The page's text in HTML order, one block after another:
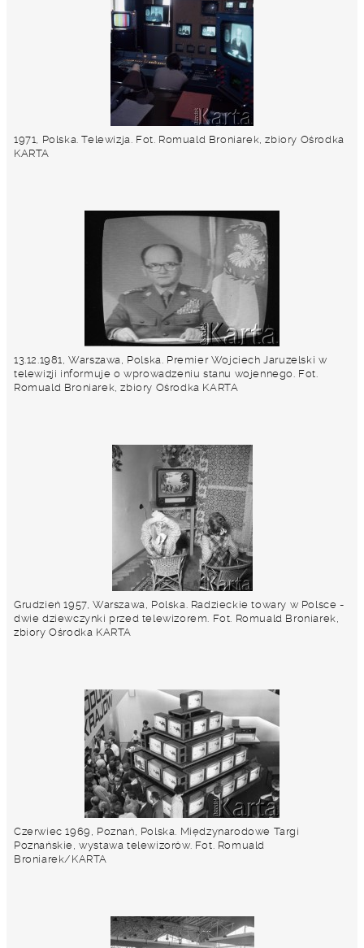
1971, Polska. Telewizja. Fot. Romuald Broniarek, zbiory Ośrodka
KARTA
13.12.1981, Warszawa, Polska. Premier Wojciech Jaruzelski w
telewizji informuje o wprowadzeniu stanu wojennego. Fot.
Romuald Broniarek, zbiory Ośrodka KARTA
Grudzień 1957, Warszawa, Polska. Radzieckie towary w Polsce -
dwie dziewczynki przed telewizorem. Fot. Romuald Broniarek,
zbiory Ośrodka KARTA
Czerwiec 1969, Poznań, Polska. Międzynarodowe Targi
Poznańskie, wystawa telewizorów. Fot. Romuald
Broniarek/KARTA